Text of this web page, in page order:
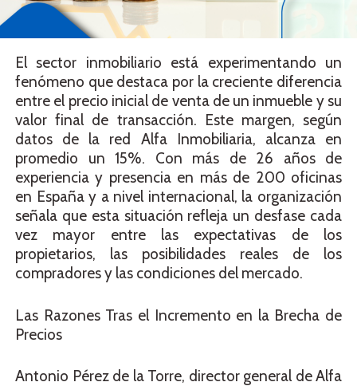
El sector inmobiliario está experimentando un
fenómeno que destaca por la creciente diferencia
entre el precio inicial de venta de un inmueble y su
valor final de transacción. Este margen, según
datos de la red Alfa Inmobiliaria, alcanza en
promedio un 15%. Con más de 26 años de
experiencia y presencia en más de 200 oficinas
en España y a nivel internacional, la organización
señala que esta situación refleja un desfase cada
vez mayor entre las expectativas de los
propietarios, las posibilidades reales de los
compradores y las condiciones del mercado.
Las Razones Tras el Incremento en la Brecha de
Precios
Antonio Pérez de la Torre, director general de Alfa